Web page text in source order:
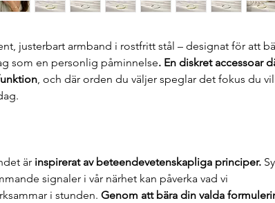
justerbart armband i rostfritt stål – designat för att
som en personlig påminnelse. En diskret accessoar
, och där orden du väljer speglar det fokus du
är inspirerat av beteendevetenskapliga principer.
signaler i vår närhet kan påverka vad vi
i stunden. Genom att bära din valda